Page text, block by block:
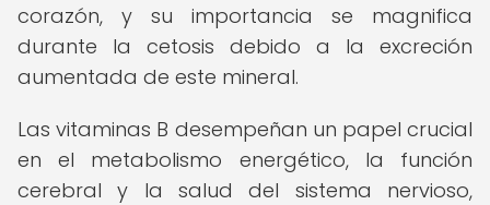
corazón, y su importancia se magnifica
durante la cetosis debido a la excreción
aumentada de este mineral.
Las vitaminas B desempeñan un papel crucial
en el metabolismo energético, la función
cerebral y la salud del sistema nervioso,